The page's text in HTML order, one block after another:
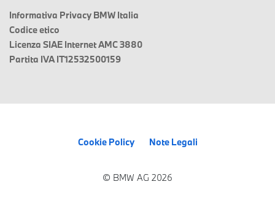
Informativa Privacy BMW Italia
Codice etico
Licenza SIAE Internet AMC 3880
Partita IVA IT12532500159
© BMW AG 2026
Cookie Policy Note Legali